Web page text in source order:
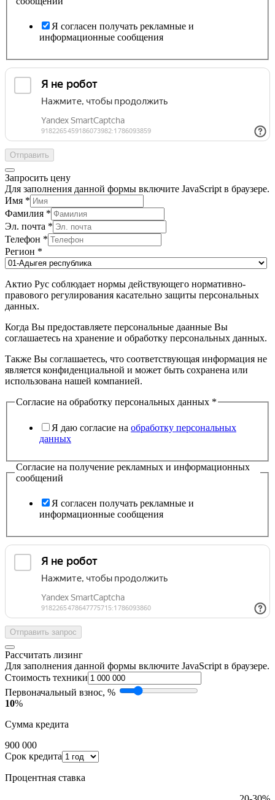
Я согласен получать рекламные и
информационные сообщения
Отправить
Запросить цену
Для заполнения данной формы включите JavaScript в браузере.
Имя *
Фамилия *
Эл. почта *
Телефон *
Регион *
Актио Рус соблюдает нормы действующего нормативно-
правового регулирования касательно защиты персональных
данных.
Когда Вы предоставляете персональные даанные Вы
соглашаетесь на хранение и обработку персональных данных.
Также Вы соглашаетесь, что соответствующая информация не
является конфиденциальной и может быть сохранена или
использована нашей компанией.
Согласие на обработку персональных данных *
Я даю согласие на обработку персональных
данных
Согласие на получение рекламных и информационных
сообщений
Я согласен получать рекламные и
информационные сообщения
Отправить запрос
Рассчитать лизинг
Для заполнения данной формы включите JavaScript в браузере.
Стоимость техники
Первоначальный взнос, %
10%
Сумма кредита
900 000
Срок кредита
Процентная ставка